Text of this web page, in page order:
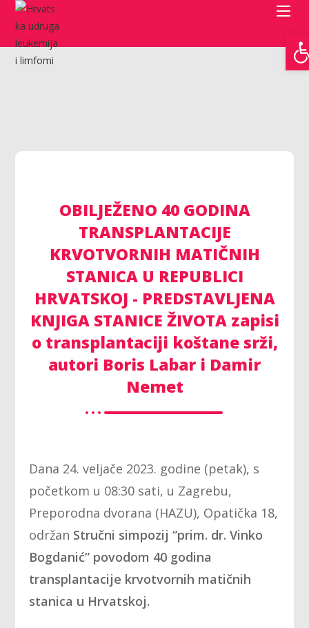
OBILJEŽENO 40 GODINA
TRANSPLANTACIJE
KRVOTVORNIH MATIČNIH
STANICA U REPUBLICI
HRVATSKOJ - PREDSTAVLJENA
KNJIGA STANICE ŽIVOTA zapisi
o transplantaciji koštane srži,
autori Boris Labar i Damir
Nemet
Dana 24. veljače 2023. godine (petak), s
početkom u 08:30 sati, u Zagrebu,
Preporodna dvorana (HAZU), Opatička 18,
održan Stručni simpozij “prim. dr. Vinko
Bogdanić” povodom 40 godina
transplantacije krvotvornih matičnih
stanica u Hrvatskoj.
Open toolbar